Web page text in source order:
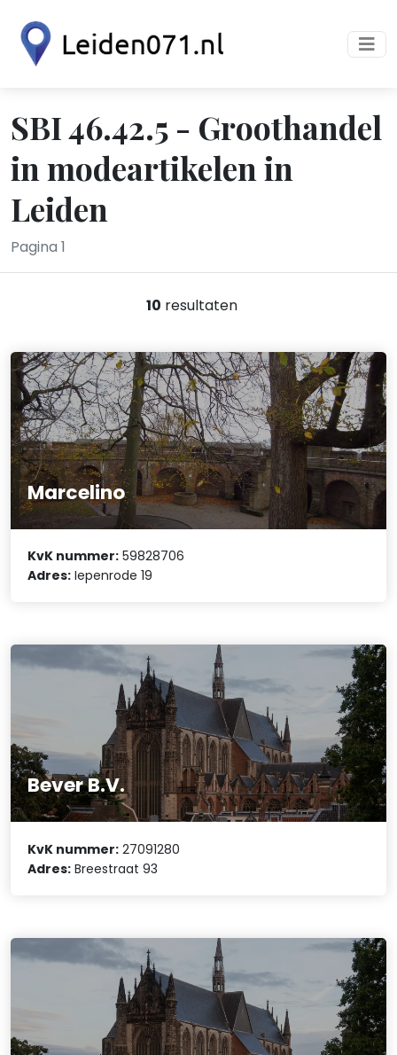
SBI 46.42.5 - Groothandel
in modeartikelen in
Leiden
Pagina 1
10 resultaten
Marcelino
KvK nummer: 59828706
Adres: Iepenrode 19
Bever B.V.
KvK nummer: 27091280
Adres: Breestraat 93